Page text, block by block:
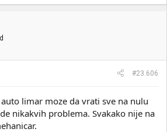
#23.606
limar moze da vrati sve na nulu
nikakvih problema. Svakako nije na